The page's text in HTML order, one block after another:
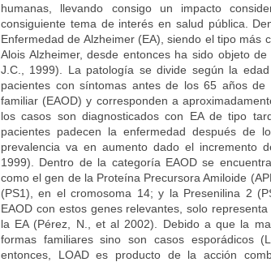
humanas, llevando consigo un impacto
consiguiente tema de interés en salud pública.
Enfermedad de Alzheimer (EA), siendo el tipo
Alois Alzheimer, desde entonces ha sido objeto
J.C., 1999). La patología se divide según la
pacientes con síntomas antes de los 65 años
familiar (EAOD) y corresponden a
los casos son diagnosticados con EA de tipo
pacientes padecen la enfermedad después
prevalencia va en aumento dado el incremento
1999). Dentro de la categoría EAOD se
como el gen de la Proteína Precursora Amiloide
(PS1), en el cromosoma 14; y la Presenilina 2
EAOD con estos genes relevantes, solo
la EA (Pérez, N., et al 2002). Debido a que la
formas familiares sino son casos esporádicos
entonces, LOAD es producto de la acción